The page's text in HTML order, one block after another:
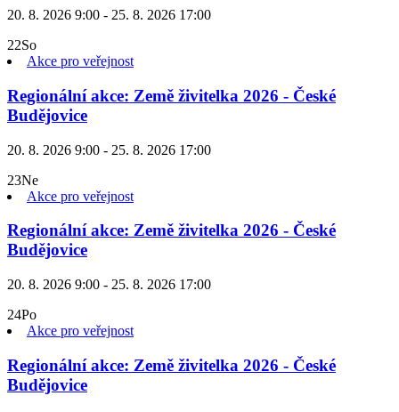
20. 8. 2026 9:00 - 25. 8. 2026 17:00
22So
Akce pro veřejnost
Regionální akce: Země živitelka 2026 - České
Budějovice
20. 8. 2026 9:00 - 25. 8. 2026 17:00
23Ne
Akce pro veřejnost
Regionální akce: Země živitelka 2026 - České
Budějovice
20. 8. 2026 9:00 - 25. 8. 2026 17:00
24Po
Akce pro veřejnost
Regionální akce: Země živitelka 2026 - České
Budějovice